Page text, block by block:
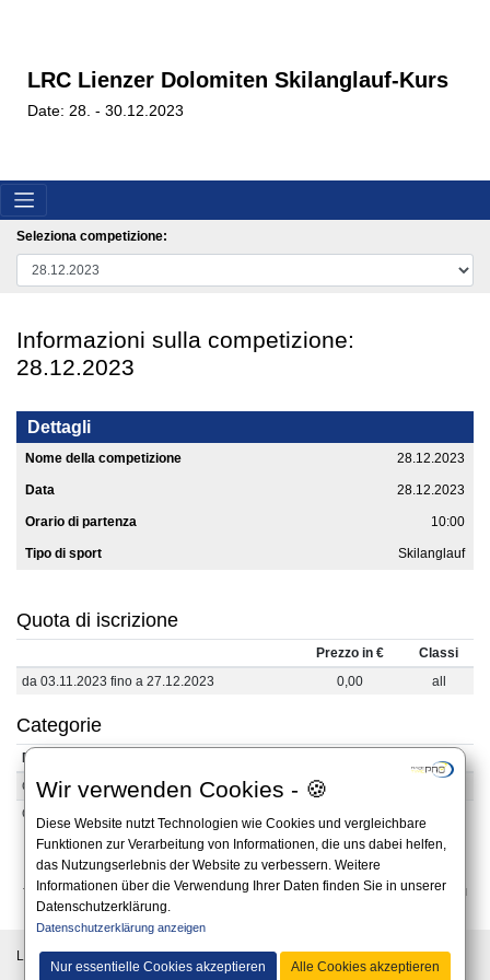
Wir verwenden Cookies - 🍪
Diese Website nutzt Technologien wie Cookies und vergleichbare
Funktionen zur Verarbeitung von Informationen, die uns dabei helfen,
das Nutzungserlebnis der Website zu verbessern. Weitere
Informationen über die Verwendung Ihrer Daten finden Sie in unserer
Datenschutzerklärung.
Datenschutzerklärung anzeigen
Nur essentielle Cookies akzeptieren Alle Cookies akzeptieren
LRC Lienzer Dolomiten Skilanglauf-Kurs
Date: 28. - 30.12.2023
Seleziona competizione:
Informazioni sulla competizione:
28.12.2023
Dettagli
Nome della competizione 28.12.2023
Data 28.12.2023
Orario di partenza 10:00
Tipo di sport Skilanglauf
Quota di iscrizione
Prezzo in €
Classi
da 03.11.2023 fino a 27.12.2023
0,00 all
Categorie
Denominazione
OV-W
1903 - 2023
OV-M
Tutte le informazioni su questo sito web sono senza garanzia. Fa fede esclusivamente il
bando ufficiale pubblicato sul sito dell`organizzatore.
Lingua:
© 2019 - Questo sito web è un servizio di RaceTimePro GmbH -